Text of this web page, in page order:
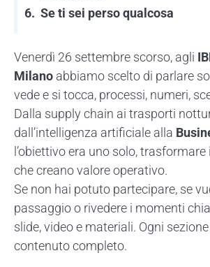
Se ti sei perso qualcosa
Venerdì 26 settembre scorso, agli
Milano abbiamo scelto di parlare
vede e si tocca, processi, numeri,
Dalla supply chain ai trasporti
dall’intelligenza artificiale alla
l’obiettivo era uno solo, trasformare
che creano valore operativo.
Se non hai potuto partecipare, se
passaggio o rivedere i momenti
slide, video e materiali. Ogni
contenuto completo.